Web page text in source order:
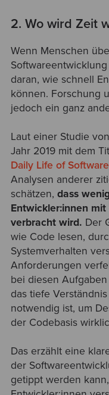
2. Wo wird Zeit
Wenn Menschen
daran, wie schnell
können. Forschung
jedoch ein ganz
Laut einer Studie
Jahr 2019 mit dem
Daily Life of
Analysen anderer
schätzen, dass
Entwickler:innen
verbracht wird. Der
wie Code lesen,
Systemverhalten
Anforderungen
bei diesen
das tiefe
notwendig ist, um
der Codebasis
Das erzählt eine
der
getippt werden